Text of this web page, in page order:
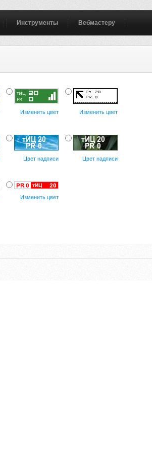
Инструменты Вебмастеру
Изменить цвет Изменить цвет
Цвет надписи Цвет надписи
Изменить цвет